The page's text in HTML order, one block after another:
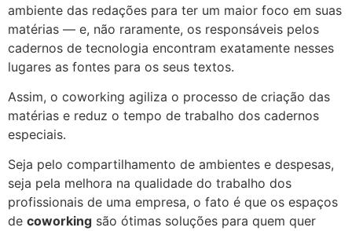
ambiente das redações para ter um maior foco em suas
matérias — e, não raramente, os responsáveis pelos
cadernos de tecnologia encontram exatamente nesses
lugares as fontes para os seus textos.
Assim, o coworking agiliza o processo de criação das
matérias e reduz o tempo de trabalho dos cadernos
especiais.
Seja pelo compartilhamento de ambientes e despesas,
seja pela melhora na qualidade do trabalho dos
profissionais de uma empresa, o fato é que os espaços
de coworking são ótimas soluções para quem quer